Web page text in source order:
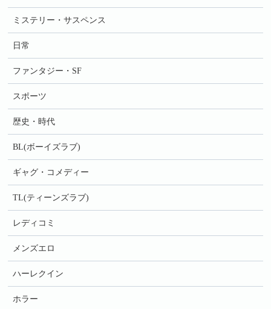
ミステリー・サスペンス
日常
ファンタジー・SF
スポーツ
歴史・時代
BL(ボーイズラブ)
ギャグ・コメディー
TL(ティーンズラブ)
レディコミ
メンズエロ
ハーレクイン
ホラー